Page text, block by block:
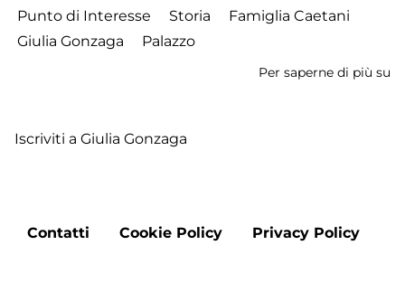
Punto di Interesse
Storia
Famiglia Caetani
Giulia Gonzaga
Palazzo
Per saperne di più su
Iscriviti a Giulia Gonzaga
Footer
Contatti Cookie Policy Privacy Policy